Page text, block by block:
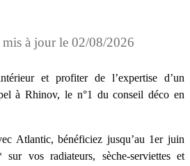
mis à jour le 02/08/2026
à Rhinov, le n°1 du conseil déco en
Atlantic, bénéficiez jusqu’au 1er juin
vos radiateurs, sèche-serviettes et